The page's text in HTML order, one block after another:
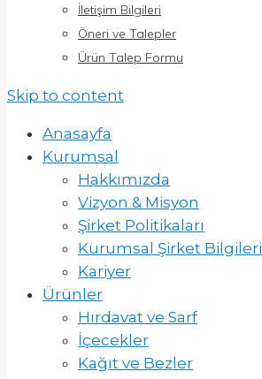
İletişim Bilgileri
Öneri ve Talepler
Ürün Talep Formu
Skip to content
Anasayfa
Kurumsal
Hakkımızda
Vizyon & Misyon
Şirket Politikaları
Kurumsal Şirket Bilgileri
Kariyer
Ürünler
Hırdavat ve Sarf
İçecekler
Kağıt ve Bezler